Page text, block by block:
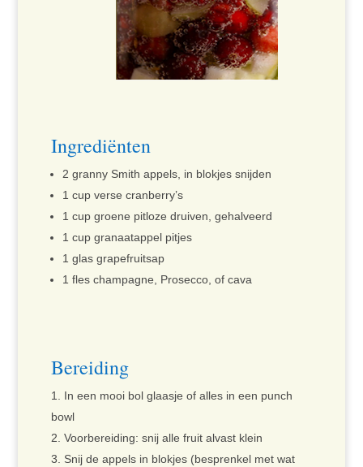
Ingrediënten
2 granny Smith appels, in blokjes snijden
1 cup verse cranberry’s
1 cup groene pitloze druiven, gehalveerd
1 cup granaatappel pitjes
1 glas grapefruitsap
1 fles champagne, Prosecco, of cava
Bereiding
In een mooi bol glaasje of alles in een punch
bowl
Voorbereiding: snij alle fruit alvast klein
Snij de appels in blokjes (besprenkel met wat